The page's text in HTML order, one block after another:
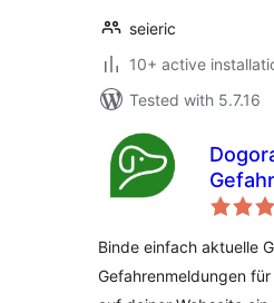
seieric
10+ active
Tested with 5.7.16
Binde einfach aktuelle
Gefahrenmeldungen